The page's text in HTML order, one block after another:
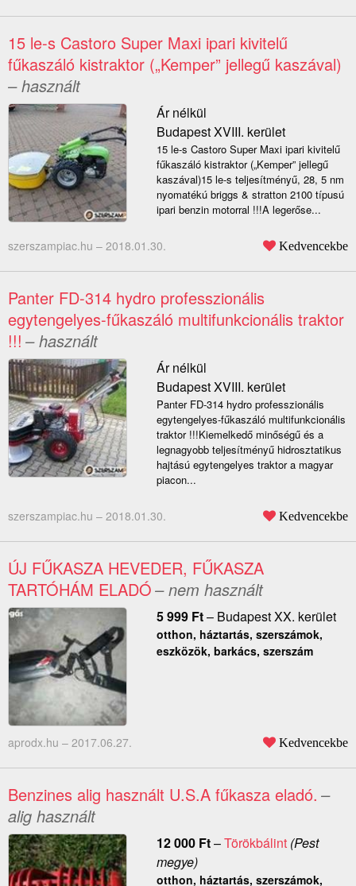
15 le-s Castoro Super Maxi ipari kivitelű
fűkaszáló kistraktor („Kemper” jellegű kaszával)
– használt
Ár nélkül
Budapest XVIII. kerület
15 le-s Castoro Super Maxi ipari kivitelű
fűkaszáló kistraktor („Kemper” jellegű
kaszával)15 le-s teljesítményű, 28, 5 nm
nyomatékú briggs & stratton 2100 típusú
ipari benzin motorral !!!A legerőse...
szerszampiac.hu – 2018.01.30. Kedvencekbe
Panter FD-314 hydro professzionális
egytengelyes-fűkaszáló multifunkcionális traktor
!!! – használt
Ár nélkül
Budapest XVIII. kerület
Panter FD-314 hydro professzionális
egytengelyes-fűkaszáló multifunkcionális
traktor !!!Kiemelkedő minőségű és a
legnagyobb teljesítményű hidrosztatikus
hajtású egytengelyes traktor a magyar
piacon...
szerszampiac.hu – 2018.01.30. Kedvencekbe
ÚJ FŰKASZA HEVEDER, FŰKASZA
TARTÓHÁM ELADÓ– nem használt
5 999 Ft– Budapest XX. kerület
otthon, háztartás, szerszámok,
eszközök, barkács, szerszám
aprodx.hu – 2017.06.27. Kedvencekbe
Benzines alig használt U.S.A fűkasza eladó. –
alig használt
12 000 Ft–Törökbálint(Pest
megye)
otthon, háztartás, szerszámok,